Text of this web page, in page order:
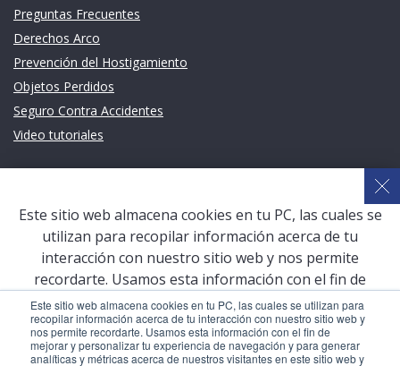
Este sitio web almacena cookies en tu PC, las cuales se utilizan para
recopilar información acerca de tu interacción con nuestro sitio web y
nos permite recordarte. Usamos esta información con el fin de
mejorar y personalizar tu experiencia de navegación y para generar
analíticas y métricas acerca de nuestros visitantes en este sitio web y
Preguntas Frecuentes
Derechos Arco
Prevención del Hostigamiento
Objetos Perdidos
Seguro Contra Accidentes
Video tutoriales
Sistema de Gestión Académica (SGA)
Defensoría Universitaria
Terceros vinculados
San Pablo Mail
Aula Virtual Pregrado
Aula Virtual Postgrado
Este sitio web almacena cookies en tu PC, las cuales se
utilizan para recopilar información acerca de tu
interacción con nuestro sitio web y nos permite
recordarte. Usamos esta información con el fin de
mejorar y personalizar tu experiencia de navegación y
para generar analíticas y métricas acerca de nuestros
visitantes en este sitio web y otros medios de